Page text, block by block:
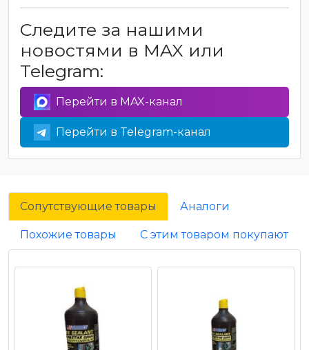
Следите за нашими
новостями в MAX или
Telegram:
Перейти в MAX-канал
Перейти в Telegram-канал
Сопутствующие товары Аналоги
Похожие товары С этим товаром покупают